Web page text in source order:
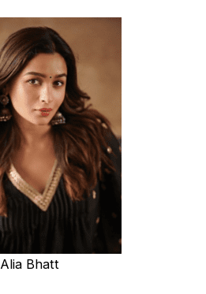
Alia Bhatt